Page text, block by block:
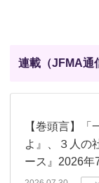
連載（JFMA通
【巻頭言】
よ』、３人の
ース』2026年